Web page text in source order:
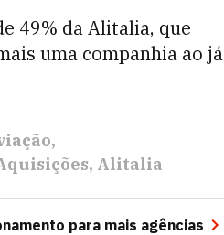
49% da Alitalia, que
uma companhia ao já
Alitalia
para mais agências